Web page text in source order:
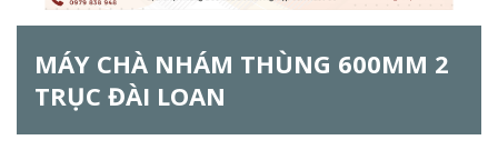
h
MÁY CHÀ NHÁM THÙNG 600MM 2
TRỤC ĐÀI LOAN